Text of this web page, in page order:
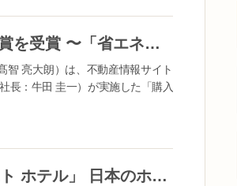
「購入者が選ぶSUUMO AWARD 2026」で2部門の優秀賞を受賞 〜「省エネ」「内覧会満足度」で住まいの性能と体験価値を評価〜
亮大朗）は、不動産情報サイト
長：牛田 圭一）が実施した「購入
「2026 トラベラーズチョイス ベスト・オブ・ザ・ベスト ホテル」 日本のホテル人気部門4位に「MIMARU東京 銀座EAST」が選出